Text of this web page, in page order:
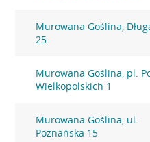
Murowana Goślina,
25
Murowana Goślina, pl.
Wielkopolskich 1
Murowana Goślina, ul.
Poznańska 15